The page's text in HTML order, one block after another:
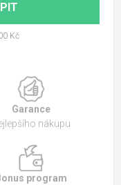
Kč
Garance
nákupu
program